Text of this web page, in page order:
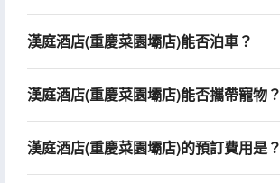
漢庭酒店(重慶菜園壩店)能否泊車？
漢庭酒店(重慶菜園壩店)能否攜帶寵物？
漢庭酒店(重慶菜園壩店)的預訂費用是？